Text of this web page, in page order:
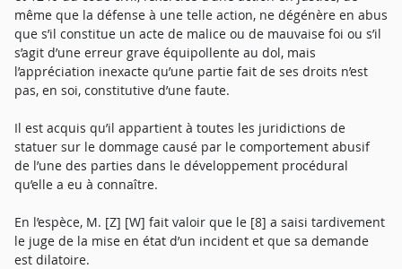
même que la défense à une telle action, ne dégénère en abus
que s’il constitue un acte de malice ou de mauvaise foi ou s’il
s’agit d’une erreur grave équipollente au dol, mais
l’appréciation inexacte qu’une partie fait de ses droits n’est
pas, en soi, constitutive d’une faute.
Il est acquis qu’il appartient à toutes les juridictions de
statuer sur le dommage causé par le comportement abusif
de l’une des parties dans le développement procédural
qu’elle a eu à connaître.
En l’espèce, M. [Z] [W] fait valoir que le [8] a saisi tardivement
le juge de la mise en état d’un incident et que sa demande
est dilatoire.